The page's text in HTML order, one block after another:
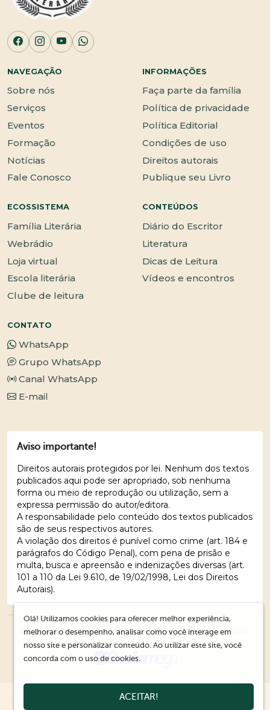
NAVEGAÇÃO
Sobre nós
Serviços
Eventos
Formação
Notícias
Fale Conosco
INFORMAÇÕES
Faça parte da família
Política de privacidade
Política Editorial
Condições de uso
Direitos autorais
Publique seu Livro
ECOSSISTEMA
Família Literária
Webrádio
Loja virtual
Escola literária
Clube de leitura
CONTEÚDOS
Diário do Escritor
Literatura
Dicas de Leitura
Vídeos e encontros
CONTATO
WhatsApp
Grupo WhatsApp
Canal WhatsApp
E-mail
Aviso importante!
Direitos autorais protegidos por lei. Nenhum dos textos
publicados aqui pode ser apropriado, sob nenhuma
forma ou meio de reprodução ou utilização, sem a
expressa permissão do autor/editora.
A responsabilidade pelo conteúdo dos textos publicados
são de seus respectivos autores.
A violação dos direitos é punível como crime (art. 184 e
parágrafos do Código Penal), com pena de prisão e
multa, busca e apreensão e indenizações diversas (art.
101 a 110 da Lei 9.610, de 19/02/1998, Lei dos Direitos
Autorais).
© 2026 Editora Ações Literárias. Todos os direitos reservados.
Olá! Utilizamos cookies para oferecer melhor experiência,
melhorar o desempenho, analisar como você interage em
nosso site e personalizar conteúdo. Ao utilizar este site, você
concorda com o uso de cookies.
ACEITAR!